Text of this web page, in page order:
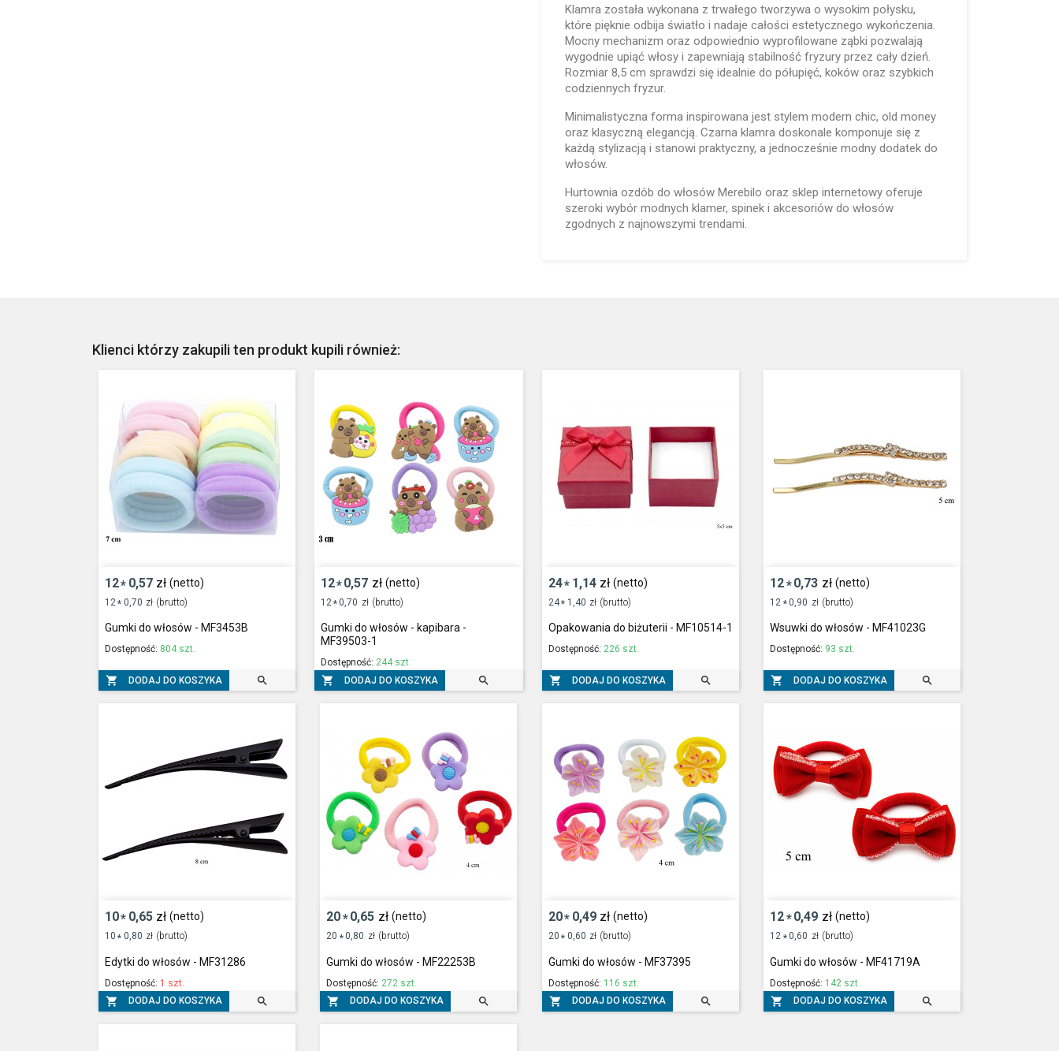
Klamra została wykonana z trwałego tworzywa o wysokim połysku,
które pięknie odbija światło i nadaje całości estetycznego wykończenia.
Mocny mechanizm oraz odpowiednio wyprofilowane ząbki pozwalają
wygodnie upiąć włosy i zapewniają stabilność fryzury przez cały dzień.
Rozmiar 8,5 cm sprawdzi się idealnie do półupięć, koków oraz szybkich
codziennych fryzur.
Minimalistyczna forma inspirowana jest stylem modern chic, old money
oraz klasyczną elegancją. Czarna klamra doskonale komponuje się z
każdą stylizacją i stanowi praktyczny, a jednocześnie modny dodatek do
włosów.
Hurtownia ozdób do włosów Merebilo oraz sklep internetowy oferuje
szeroki wybór modnych klamer, spinek i akcesoriów do włosów
zgodnych z najnowszymi trendami.
Klienci którzy zakupili ten produkt kupili również:
12* 0,57 zł (netto)
12 * 0,70 zł (brutto)
Gumki do włosów - MF3453B
Dostępność: 804 szt.
 DODAJ DO KOSZYKA 
12*0,57 zł (netto)
12 *0,70 zł (brutto)
Gumki do włosów - kapibara -
MF39503-1
Dostępność: 244 szt.
 DODAJ DO KOSZYKA 
24* 1,14 zł (netto)
24* 1,40 zł (brutto)
Opakowania do biżuterii - MF10514-1
Dostępność: 226 szt.
 DODAJ DO KOSZYKA 
12*0,73 zł (netto)
12 *0,90 zł (brutto)
Wsuwki do włosów - MF41023G
Dostępność: 93 szt.
 DODAJ DO KOSZYKA 
10* 0,65 zł (netto)
10 * 0,80 zł (brutto)
Edytki do włosów - MF31286
Dostępność: 1 szt.
 DODAJ DO KOSZYKA 
20*0,65 zł (netto)
20 *0,80 zł (brutto)
Gumki do włosów - MF22253B
Dostępność: 272 szt.
 DODAJ DO KOSZYKA 
20* 0,49 zł (netto)
20 * 0,60 zł (brutto)
Gumki do włosów - MF37395
Dostępność: 116 szt.
 DODAJ DO KOSZYKA 
12*0,49 zł (netto)
12 *0,60 zł (brutto)
Gumki do włosów - MF41719A
Dostępność: 142 szt.
 DODAJ DO KOSZYKA 